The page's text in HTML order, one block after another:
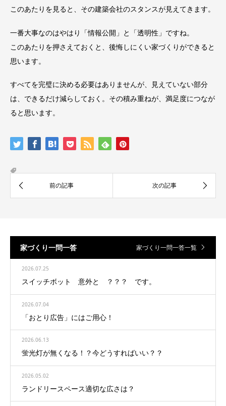
このあたりを見ると、その建築会社のスタンスが見えてきます。
一番大事なのはやはり「情報公開」と「透明性」ですね。
このあたりを押さえておくと、後悔しにくい家づくりができると
思います。
すべてを完璧に決める必要はありませんが、見えていない部分
は、できるだけ減らしておく。その積み重ねが、満足度につなが
ると思います。
家づくり一問一答 家づくり一問一答一覧
2026.07.25
スイッチボット 意外と ？？？ です。
2026.07.04
「おとり広告」にはご用心！
2026.06.13
蛍光灯が無くなる！？今どうすればいい？？
2026.05.02
ランドリースペース適切な広さは？